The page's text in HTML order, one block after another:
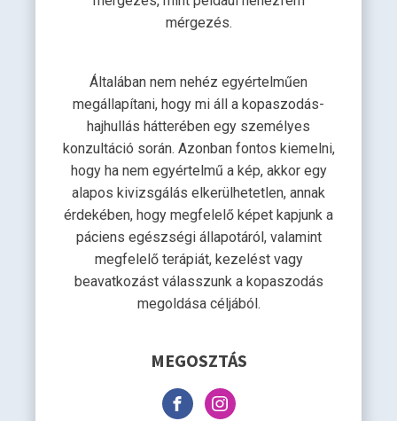
mérgezés.
Általában nem nehéz egyértelműen
megállapítani, hogy mi áll a kopaszodás-
hajhullás hátterében egy személyes
konzultáció során. Azonban fontos kiemelni,
hogy ha nem egyértelmű a kép, akkor egy
alapos kivizsgálás elkerülhetetlen, annak
érdekében, hogy megfelelő képet kapjunk a
páciens egészségi állapotáról, valamint
megfelelő terápiát, kezelést vagy
beavatkozást válasszunk a kopaszodás
megoldása céljából.
MEGOSZTÁS